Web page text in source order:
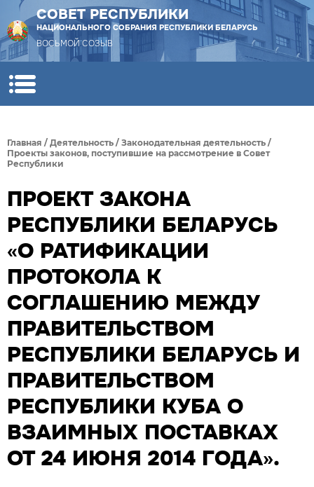
СОВЕТ РЕСПУБЛИКИ
НАЦИОНАЛЬНОГО СОБРАНИЯ РЕСПУБЛИКИ БЕЛАРУСЬ
ВОСЬМОЙ СОЗЫВ
Главная / Деятельность / Законодательная деятельность /
Проекты законов, поступившие на рассмотрение в Совет
Республики
ПРОЕКТ ЗАКОНА
РЕСПУБЛИКИ БЕЛАРУСЬ
«О РАТИФИКАЦИИ
ПРОТОКОЛА К
СОГЛАШЕНИЮ МЕЖДУ
ПРАВИТЕЛЬСТВОМ
РЕСПУБЛИКИ БЕЛАРУСЬ И
ПРАВИТЕЛЬСТВОМ
РЕСПУБЛИКИ КУБА О
ВЗАИМНЫХ ПОСТАВКАХ
ОТ 24 ИЮНЯ 2014 ГОДА».